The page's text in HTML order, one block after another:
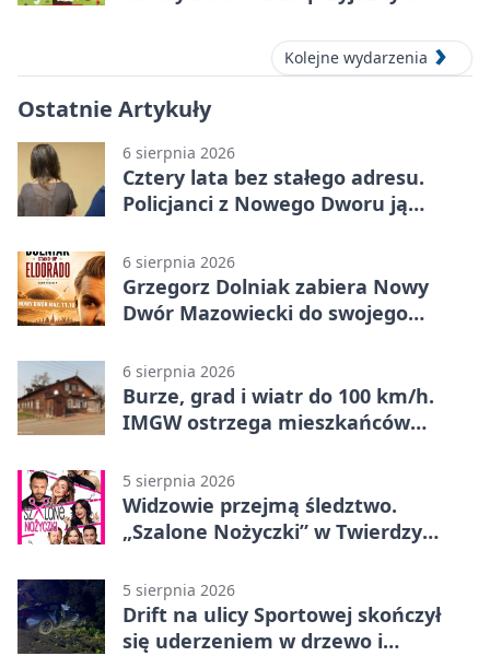
Kolejne wydarzenia
Ostatnie Artykuły
6 sierpnia 2026
Cztery lata bez stałego adresu.
Policjanci z Nowego Dworu ją
6 sierpnia 2026
Grzegorz Dolniak zabiera Nowy
Dwór Mazowiecki do swojego
6 sierpnia 2026
Burze, grad i wiatr do 100 km/h.
IMGW ostrzega mieszkańców
5 sierpnia 2026
Widzowie przejmą śledztwo.
„Szalone Nożyczki” w Twierdzy
5 sierpnia 2026
Drift na ulicy Sportowej skończył
się uderzeniem w drzewo i